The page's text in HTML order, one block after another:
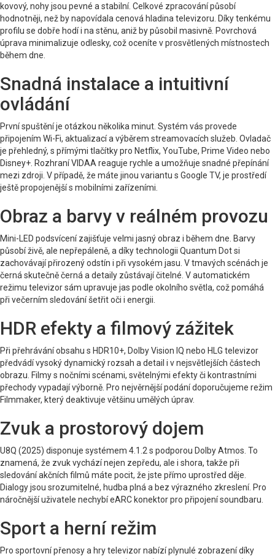
kovový, nohy jsou pevné a stabilní. Celkové zpracování působí
hodnotněji, než by napovídala cenová hladina televizoru. Díky tenkému
profilu se dobře hodí i na stěnu, aniž by působil masivně. Povrchová
úprava minimalizuje odlesky, což oceníte v prosvětlených místnostech
během dne.
Snadná instalace a intuitivní
ovládání
První spuštění je otázkou několika minut. Systém vás provede
připojením Wi-Fi, aktualizací a výběrem streamovacích služeb. Ovladač
je přehledný, s přímými tlačítky pro Netflix, YouTube, Prime Video nebo
Disney+. Rozhraní VIDAA reaguje rychle a umožňuje snadné přepínání
mezi zdroji. V případě, že máte jinou variantu s Google TV, je prostředí
ještě propojenější s mobilními zařízeními.
Obraz a barvy v reálném provozu
Mini-LED podsvícení zajišťuje velmi jasný obraz i během dne. Barvy
působí živě, ale nepřepáleně, a díky technologii Quantum Dot si
zachovávají přirozený odstín i při vysokém jasu. V tmavých scénách je
černá skutečně černá a detaily zůstávají čitelné. V automatickém
režimu televizor sám upravuje jas podle okolního světla, což pomáhá
při večerním sledování šetřit oči i energii.
HDR efekty a filmový zážitek
Při přehrávání obsahu s HDR10+, Dolby Vision IQ nebo HLG televizor
předvádí vysoký dynamický rozsah a detail i v nejsvětlejších částech
obrazu. Filmy s nočními scénami, světelnými efekty či kontrastními
přechody vypadají výborně. Pro nejvěrnější podání doporučujeme režim
Filmmaker, který deaktivuje většinu umělých úprav.
Zvuk a prostorový dojem
U8Q (2025) disponuje systémem 4.1.2 s podporou Dolby Atmos. To
znamená, že zvuk vychází nejen zepředu, ale i shora, takže při
sledování akčních filmů máte pocit, že jste přímo uprostřed děje.
Dialogy jsou srozumitelné, hudba plná a bez výrazného zkreslení. Pro
náročnější uživatele nechybí eARC konektor pro připojení soundbaru.
Sport a herní režim
Pro sportovní přenosy a hry televizor nabízí plynulé zobrazení díky